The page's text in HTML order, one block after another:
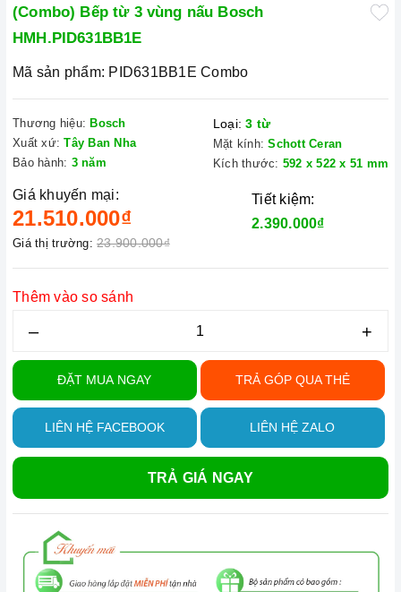
(Combo) Bếp từ 3 vùng nấu Bosch
HMH.PID631BB1E
Mã sản phẩm: PID631BB1E Combo
Thương hiệu: Bosch
Xuất xứ: Tây Ban Nha
Bảo hành: 3 năm
Loại: 3 từ
Mặt kính: Schott Ceran
Kích thước: 592 x 522 x 51 mm
Giá khuyến mại:
21.510.000₫
Giá thị trường: 23.900.000₫
Tiết kiệm:
2.390.000₫
Thêm vào so sánh
– +
ĐẶT MUA NGAY TRẢ GÓP QUA THẺ
LIÊN HỆ FACEBOOK LIÊN HỆ ZALO
TRẢ GIÁ NGAY